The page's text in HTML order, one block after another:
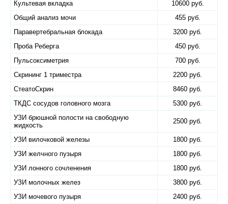
Культевая вкладка
10600 руб.
Общий анализ мочи
455 руб.
Паравертебральная блокада
3200 руб.
Проба Реберга
450 руб.
Пульсоксиметрия
700 руб.
Скрининг 1 триместра
2200 руб.
СтеатоСкрин
8460 руб.
ТКДС сосудов головного мозга
5300 руб.
УЗИ брюшной полости на свободную
жидкость
2500 руб.
УЗИ вилочковой железы
1800 руб.
УЗИ желчного пузыря
1800 руб.
УЗИ лонного сочленения
1800 руб.
УЗИ молочных желез
3800 руб.
УЗИ мочевого пузыря
2400 руб.